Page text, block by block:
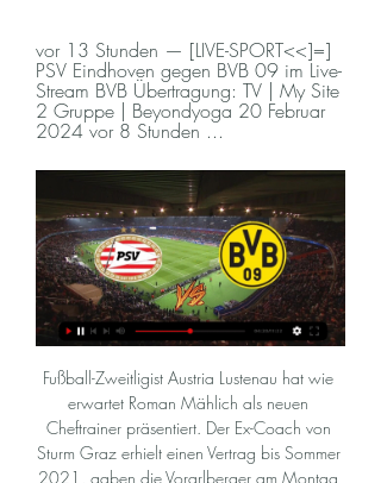
vor 13 Stunden — [LIVE-SPORT<<]=]
PSV Eindhoven gegen BVB 09 im Live-
Stream BVB Übertragung: TV | My Site
2 Gruppe | Beyondyoga 20 Februar
2024 vor 8 Stunden ...
Fußball-Zweitligist Austria Lustenau hat wie erwartet Roman Mählich als neuen Cheftrainer präsentiert. Der Ex-Coach von Sturm Graz erhielt einen Vertrag bis Sommer 2021, gaben die Vorarlberger am Montag bekannt. Mählich tritt die Nachfolge von Gernot Plassnegger an, von dem sich Lustenau in der Länderspielpause nach drei Niederlagen in Serie getrennt hatte.

SW Wattenscheid 08 II 8. Ergebnis 2. RW Leithe II FC Neuruhrort II A 3 - 2 SW Eppendorf II SF Westenfeld II DJK Wattenscheid II 13:00 A 2 - 1 13 SV Höntrop II RW Leithe II SW Wattenscheid 08 II FC Neuruhrort II 3 Vorrunde SparkassenMasters Bochum 2019 Austragungsort: Maria-Sibylla-Merian-Halle BO-Westenfeld - Lohackerstr. Fußball-Hallenturnier für Reservemannschaften am Sonntag, 13. Jan.

2020-7-6 · Tabelle | HIFK Helsin' - Seinäjoki | 20.10.2017 – Holen Sie sich die neuesten Nachrichten, Ergebnisse, Spielpläne, Video-Highlights und mehr von Sky Sport

SV Kloech gegen SV Schwanberg Live-Ticker (und kostenlos Übertragung Video Live-Stream sehen im Internet) startet am 2. März 2019 um 11:00 (UTC Zeitzone) , in Club Friendly Games, World.

Adanaspor 17:30 Hatayspor Tüm fikstür Tablo # Kulüp Maç +/-Puan 1 Hatayspor 32 17 60 2 BB Erzurumspor 32 12 56 3 Adana Demirspor 32 24 55 4 Bursaspor 32 10 55 5 Akhisarspor 32 7 54 6 Karagümrük 32 14 53 7 Altay SK 32 11 51 8 Ümraniyespor 32 3 44.

Für die Kicker von Red Bull Salzburg sollte nicht zuletzt ein Blick auf die möglichen Gegner in der Champions League als Motivation für das Play-off-Rückspiel gegen Roter Stern Belgrad (Mi.

Mit Paris gab es in Europa mit ihm dagegen noch nichts zu feiern. 2017 wechselte der 28-Jährige für die irre Ablösesumme von 222 Millionen Euro zu PSG. Der Vertrag der Fußball-Diva läuft noch bis 2022. «Ich bin in der besten Form, seit ich in Paris bin», tönte Neymar nun. Trainer Thomas Tuchel würde es freuen, zumal ein Fragezeichen hinter Offensivstar Kylian Mbappé steht. Der.

Im offiziellen Webauftritt des SK Sturm Graz gibt es alle News und Infos zum dreifachen Österreichischen Meister, den Shop, Tickets und alles zur Merkur Arena.

Schweden - Räppe GOIF - Resultate und Spielpläne - Soccerway. Bahasa - Indonesia; Chinese (simplified) Deutsch; English - Australia; English - Canada; English - Ghana; English - International; English - Ireland; English - Kenya; English - Malaysia; English - Nigeria; English - Nordics;

SC Kriens. Meisterschaft Challenge League Spielnummer 108753 Utogrund - Stadion, Zürich Fr 31.07.2020 18:30 FC Widnau 1 (2. Int.) - FC. Winterthur So 02.08.2020 16:00 Grasshopper Club Zürich - FC Winterthur. Meisterschaft Challenge League Spielnummer 108755 Letzigrund - Stadion, Zürich V = verschoben Verband. Informationen.

FC Bayern München - Olympique Lyon Champions League Halbfinale Live Stream 21.04.2010. Hier finden Sie die Diskussion FC Bayern München - Olympique Lyon Champions League Halbfinale Live Stream 21.04.2010 im Nationaler Fußball Forum. Diese befindet sich in der Kategorie Fußball-Foren; FC Bayern München - Olympique Lyon Anstoß : Mi. 21.04.2010 20:45, Champions …

Mit exklusiven Sportinhalten & neuen Eigenproduktionen bietet Teleclub den Schweizer Sport- und Entertainmentfans ein vollgepacktes Programm zum Nulltarif.

Champions League Radio live: PSV Eindhoven gegen ... Audiostream. Champions League live hören PSV Eindhoven gegen Borussia Dortmund. Stand: 13.02.2024 15:04 Uhr. 1. Achtelfinale: Anpfiff des Spiels ist am 20.02 ...

Eintracht Frankfurt und Werder Bremen trennten sich in einem umkämpften Sonntagabendspiel 2:2. Über weite Strecken dominante, in Sachen Chancenwertung aber nicht konsequente Hausherren wähnten.

PSV Eindhoven - BVB Übertragung: TV, Stream, Uhrzeit vor 2 Tagen — Eindhoven - BVB Übertragung: TV, Stream, Uhrzeit. Wer zeigt das Champions League-Spiel PSV Eindhoven vs. Borussia Dortmund live am 20.2.?

PSV Eindhoven gegen BVB 09 im stream Wann spielt vor 5 Stunden — BVB gegen PSV Eindhoven live im 20 Februar 2024. vor 2 Stunden — vor 3 Stunden — Hier bekommt ihr alle Informationen zum Spiel PSV Eindhoven gegen Borussia ...

Fazit: Feierabend in Braunschweig! Die Eintracht trennt sich vom Halleschen FC insgesamt etwas glücklich 1:1. Nach der nicht wirklich verdienten Pausenführung versuchten es die Saalestädter weiter mit einigen Angriffen und belohnte sich letztlich durch Sohm nach 51 Minuten. Anschließend zeigte sich der HFC bissig, musste dem frühen Anlaufen aber Stück für Stück Tribut zollen. Nach zehn.

PSV gegen BVB 09 im streaming [online schauen! vor 8 Stunden — vor 8 Stunden — PSV Eindhoven gegen BVB 09 im tv Borussia Dortmund im TV und Livestream: Spiel HIER live - 20 Februar 2024 vor 12 Stunden ...

RB Leipzig fügt dem in der Bundesliga noch ungeschlagenem VfL Wolfsburg im DFB-Pokal eine empfindliche Pleite zu. Die Wölfe kassieren sechs Gegentore und …

Im Kampf gegen den Abstieg feierte der VfL Wolfsburg einen 1:0-Sieg über Schlusslicht Darmstadt 98. Der FC Augsburg und der SC Freiburg trennten sich 1:1. Werden Bremen - RB Leipzig im Live-Stream und TV: Bundesliga am 18.03.17 . Die Begegnung Werden Bremen - RB Leipzig wird live und exklusiv vom Pay-TV-Sender Sky übertragen. Die TV-Übertragung startet zur gewohnten Sendezeit um 15.15 Uhr.

Die Adressen werden nur von McDonald’s Suisse Restaurants Sàrl in Zusammenhang mit dem Junior Club verwendet und nicht an Dritte weitergeleitet.

Freizeit-Rabattbons sichern . Von Montag, 13.7., bis Samstag, 25.7.2020 erhalten Sie bei einem Einkauf ab CHF 80.– im Coop attraktive Rabattbons auf ausgewählte Sommer-Freizeitangebote – exklusiv für Hello Family Clubmitglieder.

SC Paderborn 07: 1 0 (0) 2013: FC Blau-Weiß Linz: 16 0 (1) 2013–2014: SK Austria Klagenfurt: 16 0 (7) 1 Angegeben sind nur Ligaspiele. Stand: 20. März 2014: David Poljanec (* 27. November 1986) ist ein slowenischer Fußballspieler. Karriere.

15:30 Leverkusen : Bayern 15:30 Bayer Leverkusen : Bayern München 15:30 Düsseldorf : Hoffenheim 15:30 Fortuna Düsseldorf : 1899 Hoffenheim 15:30 Frankfurt : Mainz 15:30 Eintracht Frankfurt : 1. FSV Mainz 05 15:30 RB Leipzig : Paderborn 15:30 RB Leipzig : SC Paderborn 07

Alle anstehenden Spiele mit Live-Übertragung auf Prime Video: 27. Mai, 18.30 Uhr: RB Leipzig - Hertha BSC 29. Mai, 20.30 Uhr: SC Freiburg - Bayer 04 Leverkusen 1. Juni, 20.30 Uhr: 1. FC Köln.

Establishing Effecti Group | vtl-project vor 3 Stunden — vor 5 Stunden — Wo PSV Eindhoven vs. Borussia Dortmund heute live im Free-TV und Livestream läuft, erfahrt Ihr hier.

RB Leipzig - 1.FC Köln - Vorschau. Die letzte Begegnung zwischen RB Leipzig und 1.FC Köln fand in der Rückrunde der vorletzten Saison am 25. Februar 2018 statt. Für RB Leipzig gab es eine Niederlage (1:2) vor eigenem Publikum. RB Leipzig - 1.FC Köln - Fußball im Live-Stream. Sky Sport Bundesliga zeigt das Fußballspiel RB Leipzig - 1.FC.

FC Bayern München - Olympique Lyon Champions League Halbfinale Live Stream 21.04.2010. Hier finden Sie die Diskussion FC Bayern München - Olympique Lyon Champions League Halbfinale Live Stream 21.04.2010 im Nationaler Fußball Forum. Diese befindet sich in der Kategorie Fußball-Foren; FC Bayern München - Olympique Lyon Anstoß : Mi. 21.04.2010 20:45, Champions …

Halbzeitfazit Paris Saint-Germain kommt bis dato nicht über ein 0:0 gegen Galatasaray aus Istanbul hinaus. Die Gäste aus Frankreich dominierten insbesondere die ersten 35 Minuten nach Belieben und erspielten sich auch mehrere gute Möglichkeiten, ohne allerdings die Pille im Netz versenken zu können.

Datum: Uhrzeit: Heim-Gast: Ergebnis: Mo: 25.08.2008: 19:20: 3. Herren-TT-SG Königshardt: 8:8: Do: 28.08.2008: 19:00: 6. Herren-Sportfreunde Walsum III: 5:9: Do: 28.

RB Leipzig setzt sich vor heimischer Kulisse verdientermaßen mit 2:0 gegen den VfL Wolfsburg durch. Die Roten Bullen spielten vor allem in Halbzeit eins einen klasse Fußball und nutzten zwei.

So sehen Sie die Champions League in TV und Stream vor 10 Stunden — PSV Eindhoven gegen Borussia Dortmund live im Pay-TV: Der Streamingdienst Prime Video überträgt das Champions-League-Spiel zwischen der PSV ...

[LIVE FERNSEHEN##] PSV Eindhoven gegen Dortmund vor 2 Stunden — Alle BVB-Spiele in der Saison 2023/2024 sind live im TV und Stream zu sehen. Doch wer überträgt Borussia Dortmund?

SG Wattenscheid 09 U8 - SV Burgaltendorf F1 - 6:3 (Elfmeterschießen) Dominik Bednarzik. Loading... Unsubscribe from Dominik Bednarzik? Cancel Unsubscribe. Working... Subscribe Subscribed.

RB Leipzig muss nach zehn Spielen in Folge wieder eine Niederlage hinnehmen. In Wolfsburg besorgt ein Tor-Debütant den wichtigen Sieg für die Wölfe.

Establishing Effecti Group | vtl-project vor 8 Stunden — vor 52 Minuten — Hier bekommt Ihr alle Infos zum Spiel. PSV Eindhoven vs. BVB (Borussia Dortmund): TV, LIVE-STREAM - so läuft die Champions ...

Die iPhone App des FCB Live Radio ist ab sofort nicht mehr gültig. Bitte verwendet die Gratis App "Online Radio Box". Diese ist sowohl für das iPhone als auch für Android Handys verfügbar.

Abstiegskandidat Thun bezwingt den Europa-League-Aspiranten St. Gallen mit 1:0. Roy Gelmi erlöst die Gäste mit einem späten, im Abstiegkampf eminent wichtigen Treffer.

Beifall von Hoeneß: Bayern laufen warm für die Playoffs rundschau-online.de | 12.06.2020 | 18:38 München - Uli Hoeneß hatte als Edelfan der Bayern-Basketballer immer wieder Grund, zufrieden in die Hände zu klatschen.

Die Adler aus Frintrop haben jetzt bereits zum vierten Mal in Folge Federn gelassen und stürzen vom Tabellengipfel auf Platz vier ab. Mintard lässt bei der Reserve von Schonnebeck nichts anbrennen und klettert auf Platz eins. mehr. SL. Bezirksliga Gruppe 6 18.11. Adler Frintrop hat Sand im Getriebe. Der Tabellenführer von Adler Frintrop hat zum dritten Mal in der laufenden Saison was auf.

In diesem Fall würde die Saison am 18. September mit der Begegnung zwischen Borussia Dortmund und Borussia Mönchengladbach beginnen, so die DFL. Am gleichen Tag startet auch die 2. Liga mit den.

Als Jadon Sancho seinen Vertrag mit dem BVB ohne Ausstiegskl